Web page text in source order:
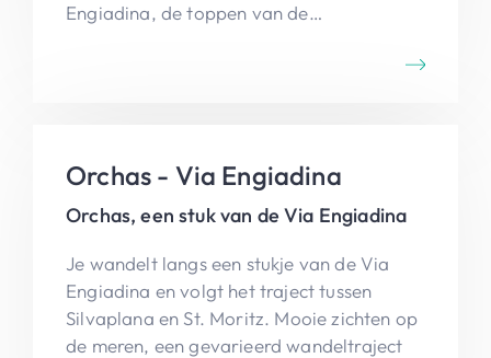
Engiadina, de toppen van de
Orchas - Via Engiadina
Orchas, een stuk van de Via Engiadina
Je wandelt langs een stukje van de Via
Engiadina en volgt het traject tussen
Silvaplana en St. Moritz. Mooie zichten op
de meren, een gevarieerd wandeltraject